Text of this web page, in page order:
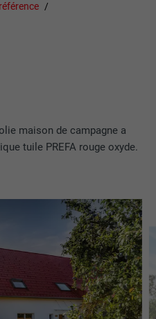
maison de campagne a
tuile PREFA rouge oxyde.